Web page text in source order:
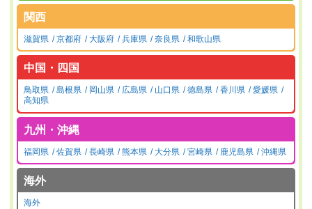
関西
滋賀県 京都府 大阪府 兵庫県 奈良県 和歌山県
中国・四国
鳥取県 島根県 岡山県 広島県 山口県 徳島県 香川県
愛媛県
高知県
九州・沖縄
福岡県 佐賀県 長崎県 熊本県 大分県 宮崎県 鹿児島県 沖縄県
海外
海外